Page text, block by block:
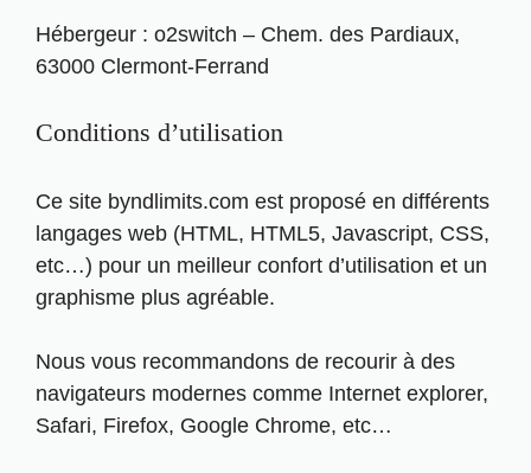
Hébergeur : o2switch – Chem. des Pardiaux,
63000 Clermont-Ferrand
Conditions d’utilisation
Ce site byndlimits.com est proposé en différents
langages web (HTML, HTML5, Javascript, CSS,
etc…) pour un meilleur confort d’utilisation et un
graphisme plus agréable.
Nous vous recommandons de recourir à des
navigateurs modernes comme Internet explorer,
Safari, Firefox, Google Chrome, etc…